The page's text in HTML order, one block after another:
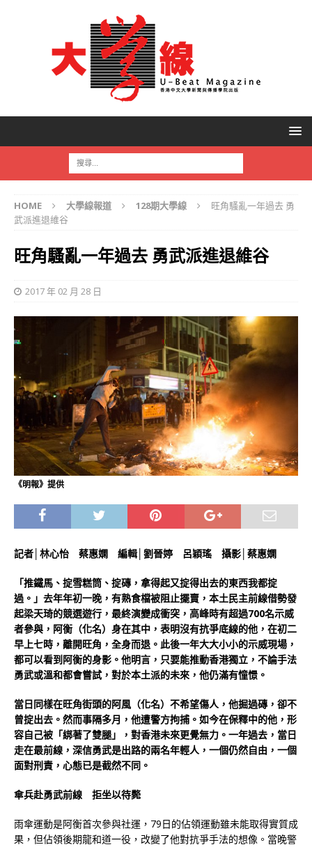
HOME 大學線報道 128期大學線
旺角騷亂一年過去 勇
武派進退維谷
旺角騷亂一年過去 勇武派進退維谷
2017 年 02 月 28 日
《明報》提供
記者│林心怡 蔡惠嫻 編輯│劉晉婷 呂穎瑤 攝影│蔡惠嫻
「推鐵馬、掟雪糕筒、掟磚，拿得起又掟得出去的東西我都掟
過。」去年年初一晚，有熟食檔被阻止擺賣，本土民主前線借勢發
起梁天琦的競選遊行，最終演變成衝突，高峰時有超過700名示威
者參與，阿衡（化名）身在其中，表明沒有抗爭底線的他，在初二
早上七時，離開旺角，全身而退。此後一年大大小小的示威現場，
都可以看到阿衡的身影。他明言，只要能推動香港獨立，不論手法
勇武或溫和都會嘗試，對於本土派的未來，他仍滿有憧憬。
當日同樣在旺角街頭的阿風（化名）不希望傷人，他掘過磚，卻不
曾掟出去。然而事隔多月，他遭警方拘捕。如今在保釋中的他，形
容自己被「綁著了雙腿」，對香港未來更覺無力。一年過去，當日
走在最前線，深信勇武是出路的兩名年輕人，一個仍然自由，一個
面對刑責，心態已是截然不同。
傘兵赴勇武前線 拒坐以待斃
雨傘運動是阿衡首次參與社運，79日的佔領運動雖未能取得實質成
果，但佔領後期龍和道一役，改變了他對抗爭手法的想像。當晚警